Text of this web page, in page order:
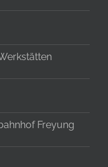
Freyung